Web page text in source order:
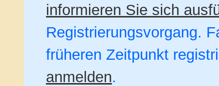
informieren Sie sich
Registrierungsvorgang.
früheren Zeitpunkt
anmelden.